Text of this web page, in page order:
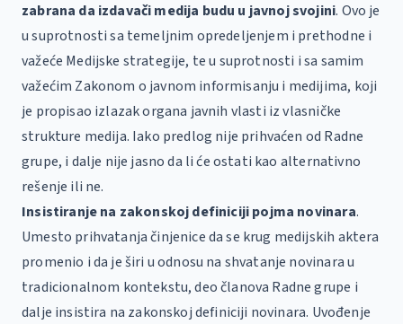
zabrana da izdavači medija budu u javnoj svojini. Ovo je
u suprotnosti sa temeljnim opredeljenjem i prethodne i
važeće Medijske strategije, te u suprotnosti i sa samim
važećim Zakonom o javnom informisanju i medijima, koji
je propisao izlazak organa javnih vlasti iz vlasničke
strukture medija. Iako predlog nije prihvaćen od Radne
grupe, i dalje nije jasno da li će ostati kao alternativno
rešenje ili ne.
Insistiranje na zakonskoj definiciji pojma novinara.
Umesto prihvatanja činjenice da se krug medijskih aktera
promenio i da je širi u odnosu na shvatanje novinara u
tradicionalnom kontekstu, deo članova Radne grupe i
dalje insistira na zakonskoj definiciji novinara. Uvođenje